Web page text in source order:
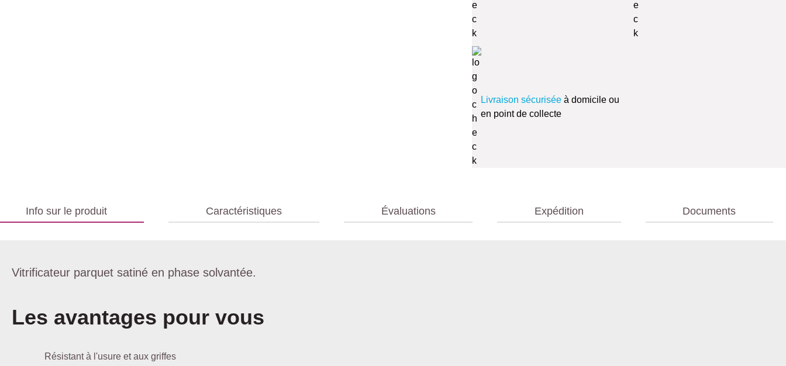
Livraison sécurisée à domicile ou
en point de collecte
Info sur le produit Caractéristiques Évaluations Expédition Documents
Vitrificateur parquet satiné en phase solvantée.
Les avantages pour vous
Résistant à l'usure et aux griffes